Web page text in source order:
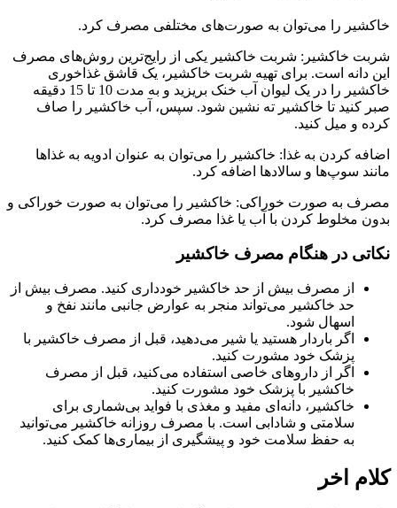
خاکشیر را می‌توان به صورت‌های مختلفی مصرف کرد.
شربت خاکشیر: شربت خاکشیر یکی از رایج‌ترین روش‌های مصرف
این دانه است. برای تهیه شربت خاکشیر، یک قاشق غذاخوری
خاکشیر را در یک لیوان آب خنک بریزید و به مدت 10 تا 15 دقیقه
صبر کنید تا خاکشیر ته نشین شود. سپس، آب خاکشیر را صاف
کرده و میل کنید.
اضافه کردن به غذا: خاکشیر را می‌توان به عنوان ادویه به غذاها
مانند سوپ‌ها و سالادها اضافه کرد.
مصرف به صورت خوراکی: خاکشیر را می‌توان به صورت خوراکی و
بدون مخلوط کردن با آب یا غذا مصرف کرد.
نکاتی در هنگام مصرف خاکشیر
از مصرف بیش از حد خاکشیر خودداری کنید. مصرف بیش از
حد خاکشیر می‌تواند منجر به عوارض جانبی مانند نفخ و
اسهال شود.
اگر باردار هستید یا شیر می‌دهید، قبل از مصرف خاکشیر با
پزشک خود مشورت کنید.
اگر از داروهای خاصی استفاده می‌کنید، قبل از مصرف
خاکشیر با پزشک خود مشورت کنید.
خاکشیر، دانه‌ای مفید و مغذی با فواید بی‌شماری برای
سلامتی و شادابی است. با مصرف روزانه خاکشیر می‌توانید
به حفظ سلامت خود و پیشگیری از بیماری‌ها کمک کنید.
کلام اخر